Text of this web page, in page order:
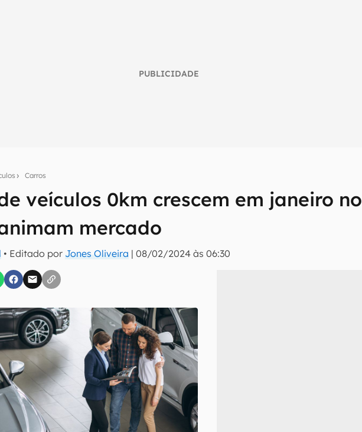
PUBLICIDADE
Carros
veículos 0km crescem em janeiro no
mercado
• Editado por Jones Oliveira |08/02/2024 às 06:30
do Canaltech e receba notícias e reviews sobre tecnologia em primeira
inscreva-se
que li, aceito e concordo com os Termos de Uso e Política de Privacidade do Canaltech.